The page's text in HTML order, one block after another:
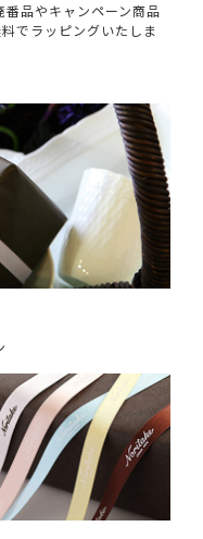
品やキャンペーン商品
でラッピングいたしま